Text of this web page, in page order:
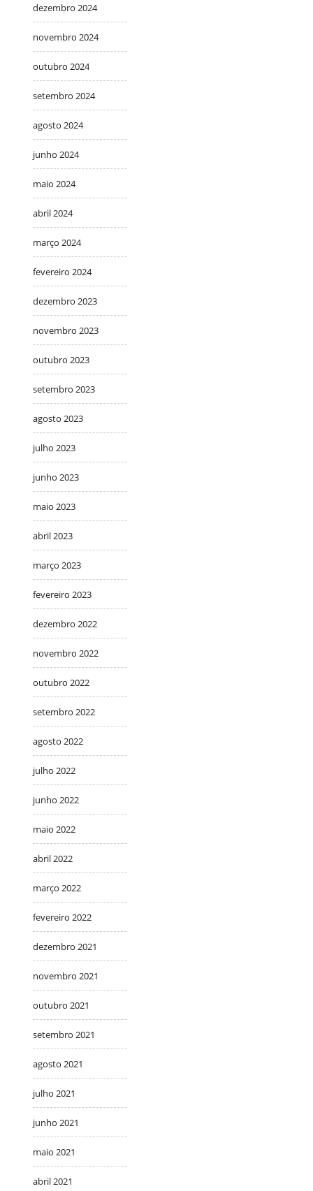
dezembro 2024
novembro 2024
outubro 2024
setembro 2024
agosto 2024
junho 2024
maio 2024
abril 2024
março 2024
fevereiro 2024
dezembro 2023
novembro 2023
outubro 2023
setembro 2023
agosto 2023
julho 2023
junho 2023
maio 2023
abril 2023
março 2023
fevereiro 2023
dezembro 2022
novembro 2022
outubro 2022
setembro 2022
agosto 2022
julho 2022
junho 2022
maio 2022
abril 2022
março 2022
fevereiro 2022
dezembro 2021
novembro 2021
outubro 2021
setembro 2021
agosto 2021
julho 2021
junho 2021
maio 2021
abril 2021